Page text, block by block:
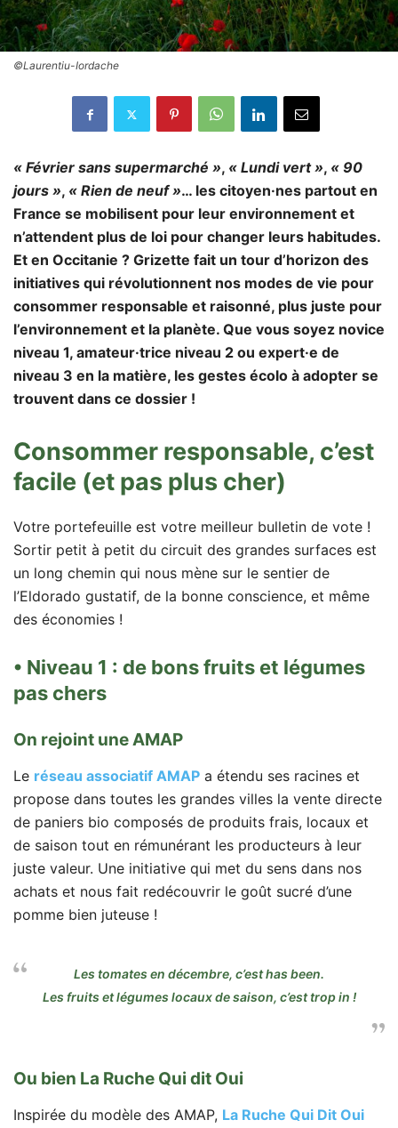
©Laurentiu-Iordache
« Février sans supermarché », « Lundi vert », « 90
jours », « Rien de neuf »… les citoyen·nes partout en
France se mobilisent pour leur environnement et
n’attendent plus de loi pour changer leurs habitudes.
Et en Occitanie ? Grizette fait un tour d’horizon des
initiatives qui révolutionnent nos modes de vie pour
consommer responsable et raisonné, plus juste pour
l’environnement et la planète. Que vous soyez novice
niveau 1, amateur·trice niveau 2 ou expert·e de
niveau 3 en la matière, les gestes écolo à adopter se
trouvent dans ce dossier !
Consommer responsable, c’est
facile (et pas plus cher)
Votre portefeuille est votre meilleur bulletin de vote !
Sortir petit à petit du circuit des grandes surfaces est
un long chemin qui nous mène sur le sentier de
l’Eldorado gustatif, de la bonne conscience, et même
des économies !
• Niveau 1 : de bons fruits et légumes
pas chers
On rejoint une AMAP
Le réseau associatif AMAP a étendu ses racines et
propose dans toutes les grandes villes la vente directe
de paniers bio composés de produits frais, locaux et
de saison tout en rémunérant les producteurs à leur
juste valeur. Une initiative qui met du sens dans nos
achats et nous fait redécouvrir le goût sucré d’une
pomme bien juteuse !
Les tomates en décembre, c’esthas been.
Les fruits et légumes locaux de saison, c’est tropin !
Ou bien La Ruche Qui dit Oui
Inspirée du modèle des AMAP, La Ruche Qui Dit Oui